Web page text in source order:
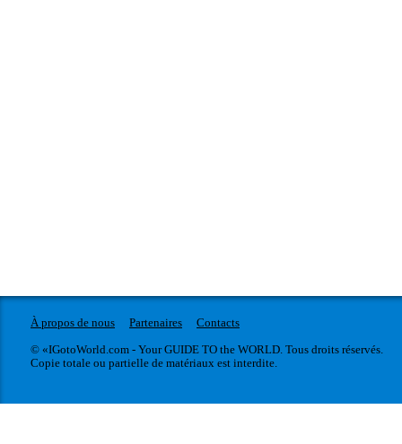
À propos de nous Partenaires
Contacts
© «IGotoWorld.com - Your GUIDE TO the WORLD. Tous droits réservés.
Copie totale ou partielle de matériaux est interdite.